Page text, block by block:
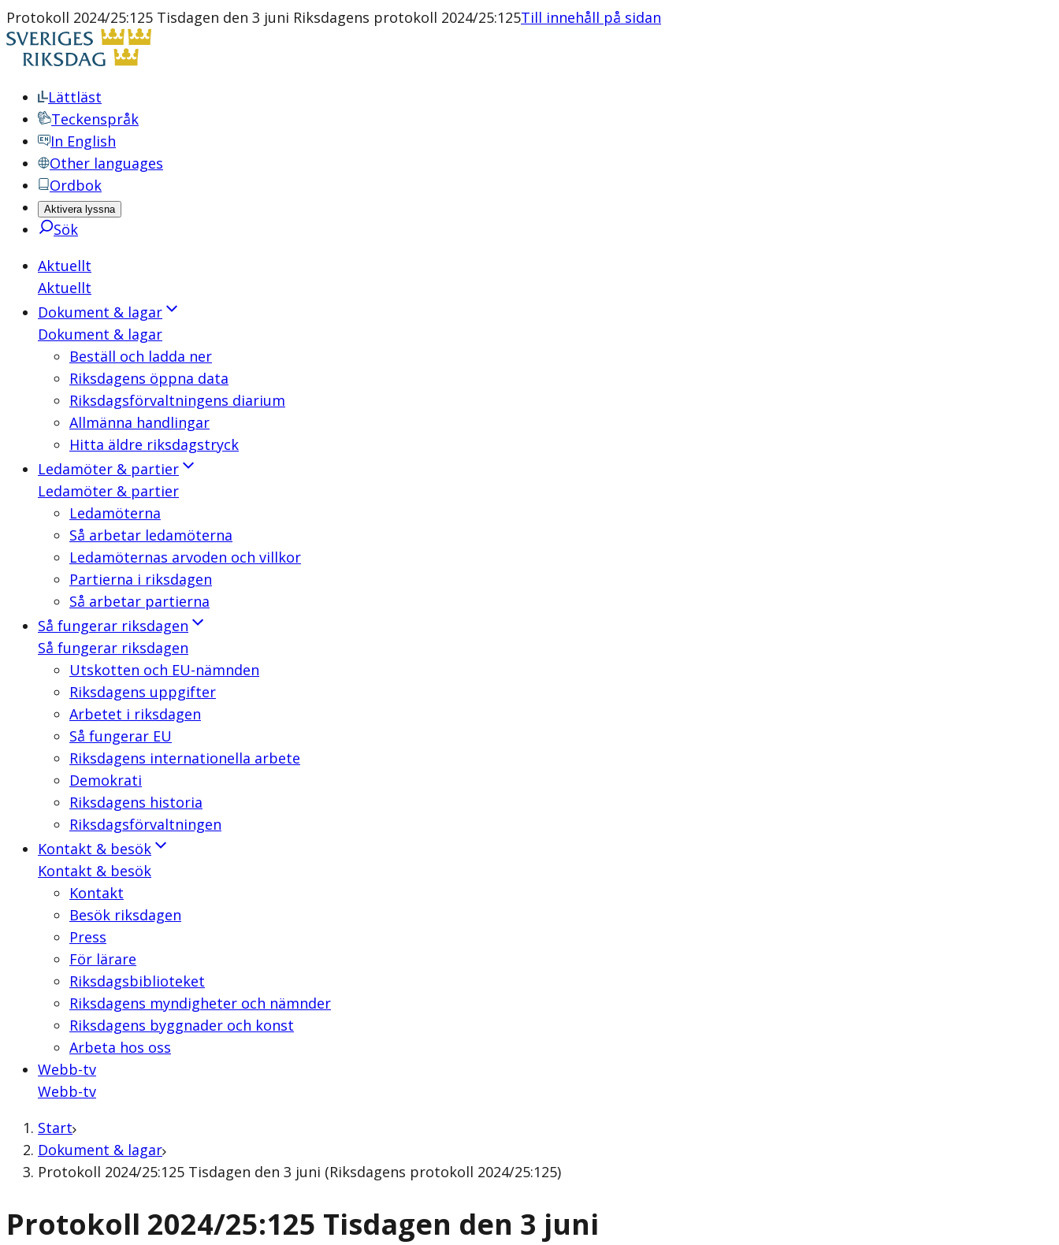
Protokoll 2024/25:125 Tisdagen den 3 juni Riksdagens protokoll 2024/25:125Till innehåll på sidan
Lättläst
Teckenspråk
In English
Other languages
Ordbok
Aktivera lyssna
Sök
Aktuellt
Aktuellt
Dokument & lagar
Dokument & lagar
Beställ och ladda ner
Riksdagens öppna data
Riksdagsförvaltningens diarium
Allmänna handlingar
Hitta äldre riksdagstryck
Ledamöter & partier
Ledamöter & partier
Ledamöterna
Så arbetar ledamöterna
Ledamöternas arvoden och villkor
Partierna i riksdagen
Så arbetar partierna
Så fungerar riksdagen
Så fungerar riksdagen
Utskotten och EU-nämnden
Riksdagens uppgifter
Arbetet i riksdagen
Så fungerar EU
Riksdagens internationella arbete
Demokrati
Riksdagens historia
Riksdagsförvaltningen
Kontakt & besök
Kontakt & besök
Kontakt
Besök riksdagen
Press
För lärare
Riksdagsbiblioteket
Riksdagens myndigheter och nämnder
Riksdagens byggnader och konst
Arbeta hos oss
Webb-tv
Webb-tv
Start
Dokument & lagar
Protokoll 2024/25:125 Tisdagen den 3 juni (Riksdagens protokoll 2024/25:125)
Protokoll 2024/25:125 Tisdagen den 3 juni